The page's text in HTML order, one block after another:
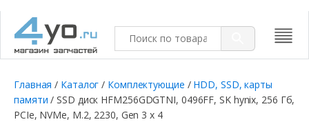
Главная / Каталог / Комплектующие / HDD, SSD, карты
памяти / SSD диск HFM256GDGTNI, 0496FF, SK hynix, 256 Гб,
PCIe, NVMe, M.2, 2230, Gen 3 x 4